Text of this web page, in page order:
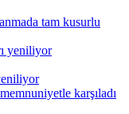
tam kusurlu